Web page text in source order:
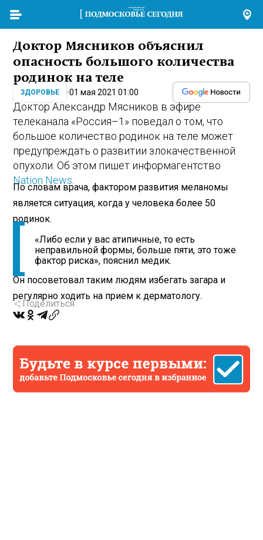
Доктор Мясников объяснил
опасность большого количества
родинок на теле
ЗДОРОВЬЕ 01 мая 2021 01:00
Доктор Александр Мясников в эфире
телеканала «Россия–1» поведал о том, что
большое количество родинок на теле может
предупреждать о развитии злокачественной
опухоли. Об этом пишет информагентство
Nation News
По словам врача, фактором развития меланомы
является ситуация, когда у человека более 50
родинок.
«Либо если у вас атипичные, то есть
неправильной формы, больше пяти, это тоже
фактор риска», пояснил медик.
Он посоветовал таким людям избегать загара и
регулярно ходить на прием к дерматологу.
Поделиться